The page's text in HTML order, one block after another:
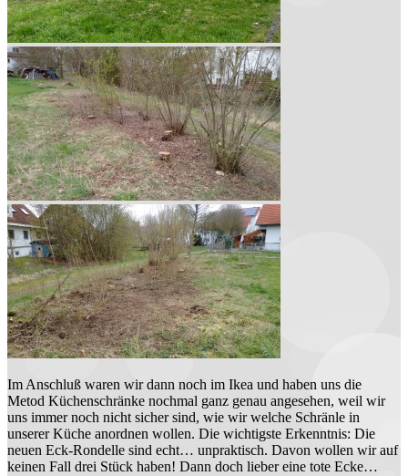
Im Anschluß waren wir dann noch im Ikea und haben uns die
Metod Küchenschränke nochmal ganz genau angesehen, weil wir
uns immer noch nicht sicher sind, wie wir welche Schränle in
unserer Küche anordnen wollen. Die wichtigste Erkenntnis: Die
neuen Eck-Rondelle sind echt… unpraktisch. Davon wollen wir auf
keinen Fall drei Stück haben! Dann doch lieber eine tote Ecke…